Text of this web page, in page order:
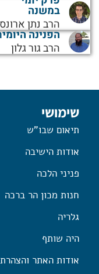
במשנה
הרב נתן ארונס
הפנינה
הרב גור גלון
שימושי
תיאום שבו"ש
אודות הישיבה
פניני הלכה
חנות מכון הר ברכה
גלריה
היה שותף
אודות האתר